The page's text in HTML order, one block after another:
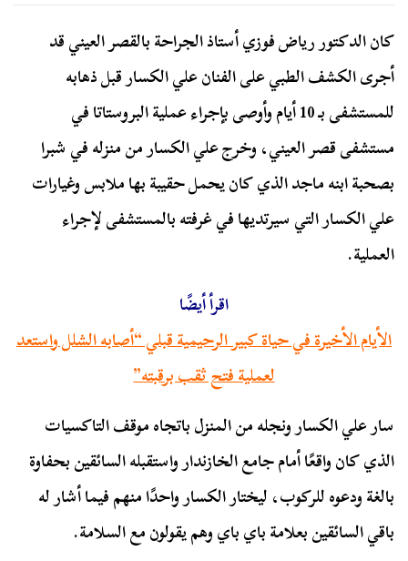
كان الدكتور رياض فوزي أستاذ الجراحة بالقصر العيني قد
أجرى الكشف الطبي على الفنان علي الكسار قبل ذهابه
للمستشفى بـ 10 أيام وأوصى بإجراء عملية البروستاتا في
مستشفى قصر العيني، وخرج علي الكسار من منزله في شبرا
بصحبة ابنه ماجد الذي كان يحمل حقيبة بها ملابس وغيارات
علي الكسار التي سيرتديها في غرفته بالمستشفى لإجراء
العملية.
اقرأ أيضًا
الأيام الأخيرة في حياة كبير الرحيمية قبلي “أصابه الشلل واستعد
لعملية فتح ثقب برقبته”
سار علي الكسار ونجله من المنزل باتجاه موقف التاكسيات
الذي كان واقعًا أمام جامع الخازندار واستقبله السائقين بحفاوة
بالغة ودعوه للركوب، ليختار الكسار واحدًا منهم فيما أشار له
باقي السائقين بعلامة باي باي وهم يقولون مع السلامة.